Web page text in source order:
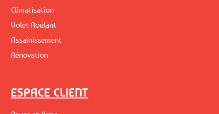
Climatisation
Volet Roulant
Assainissement
Rénovation
ESPACE CLIENT